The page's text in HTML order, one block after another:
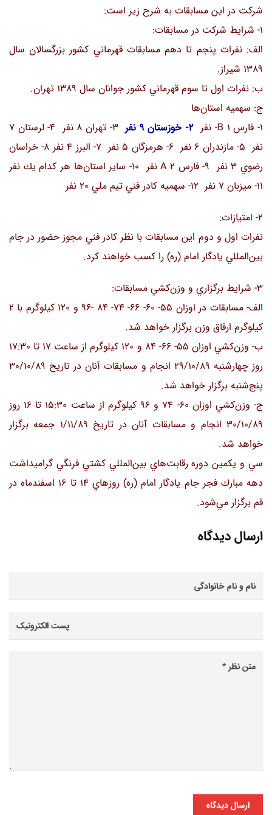
شركت در اين مسابقات به شرح زير است:
1- شرايط شركت در مسابقات:
الف: نفرات پنجم تا دهم مسابقات قهرماني كشور بزرگسالان سال
1389 شيراز.
ب: نفرات اول تا سوم قهرماني كشور جوانان سال 1389 تهران.
ج: سهميه استان‌ها
1- فارس B 1- نفر
3- تهران 8 نفر 4- لرستان 7
نفر 5- مازندران 6 نفر 6- هرمزگان 5 نفر 7- البرز 4 نفر 8- خراسان
رضوي 3 نفر 9- فارس A 2 نفر 10- ساير استان‌ها هر كدام يك نفر
11- ميزبان 7 نفر 12- سهميه كادر فني تيم ملي 20 نفر
2- امتيازات:
نفرات اول و دوم اين مسابقات با نظر كادر فني مجوز حضور در جام
بين‌المللي يادگار امام (ره) را كسب خواهند كرد.
3- شرايط برگزاري و وزن‌كشي مسابقات:
الف- مسابقات در اوزان 55- 60- 66- 74- 84 -96 و 120 كيلوگرم با 2
كيلوگرم ارفاق وزن برگزار خواهد شد.
ب- وزن‌كشي اوزان 55- 66- 84 و 120 كيلوگرم از ساعت 17 تا 17:30
روز چهارشنبه 29/10/89 انجام و مسابقات آنان در تاريخ 30/10/89
پنج‌شنبه برگزار خواهد شد.
ج- وزن‌كشي اوزان 60- 74 و 96 كيلوگرم از ساعت 15:30 تا 16 روز
30/10/89 انجام و مسابقات آنان در تاريخ 1/11/89 جمعه برگزار
خواهد شد.
سي و يكمين دوره رقابت‌هاي بين‌المللي كشتي فرنگي گراميداشت
دهه مبارك فجر جام يادگار امام (ره) روزهاي 14 تا 16 اسفندماه در
قم برگزار مي‌شود.
ارسال دیدگاه
ارسال دیدگاه